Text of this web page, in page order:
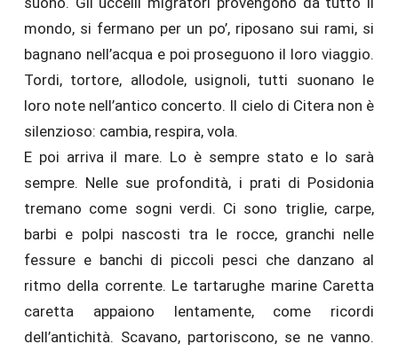
mondo, si fermano per un po’, riposano sui rami, si
bagnano nell’acqua e poi proseguono il loro viaggio.
Tordi, tortore, allodole, usignoli, tutti suonano le
loro note nell’antico concerto. Il cielo di Citera non è
silenzioso: cambia, respira, vola.
E poi arriva il mare. Lo è sempre stato e lo sarà
sempre. Nelle sue profondità, i prati di Posidonia
tremano come sogni verdi. Ci sono triglie, carpe,
barbi e polpi nascosti tra le rocce, granchi nelle
fessure e banchi di piccoli pesci che danzano al
ritmo della corrente. Le tartarughe marine Caretta
caretta appaiono lentamente, come ricordi
dell’antichità. Scavano, partoriscono, se ne vanno.